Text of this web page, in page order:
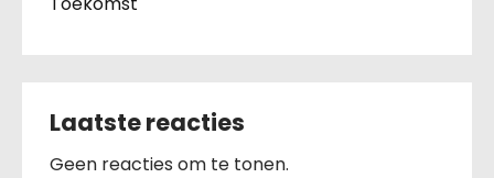
Laatste reacties
Geen reacties om te tonen.